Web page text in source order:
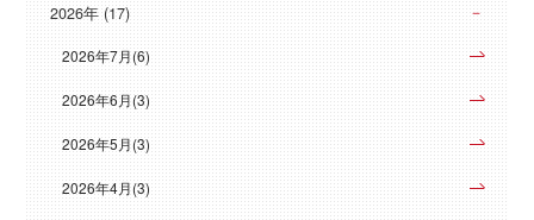
2026年 (17)
2026年7月(6)
2026年6月(3)
2026年5月(3)
2026年4月(3)